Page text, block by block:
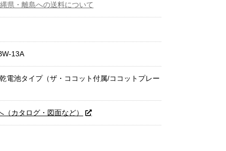
県・離島への送料について
13A
電池タイプ（ザ・ココット付属/ココットプレー
（カタログ・図面など）